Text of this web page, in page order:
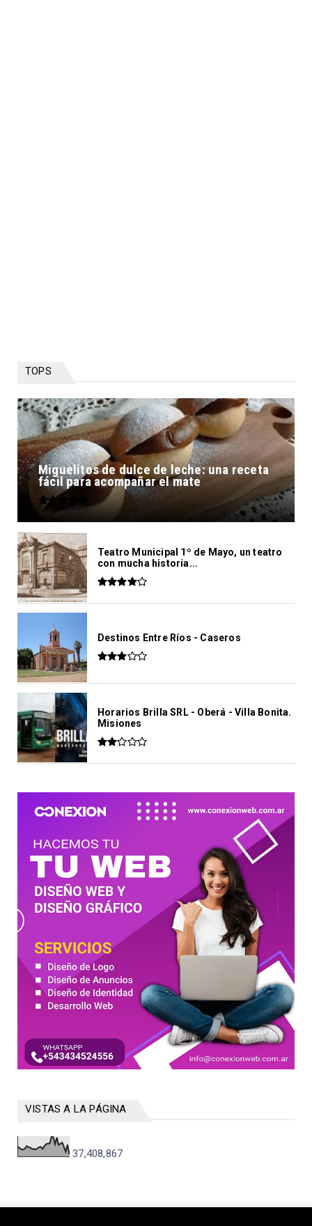
TOPS
Miguelitos de dulce de leche: una receta
fácil para acompañar el mate
Teatro Municipal 1º de Mayo, un teatro
con mucha historia...
Destinos Entre Ríos - Caseros
Horarios Brilla SRL - Oberá - Villa Bonita.
Misiones
VISTAS A LA PÁGINA
37,408,867